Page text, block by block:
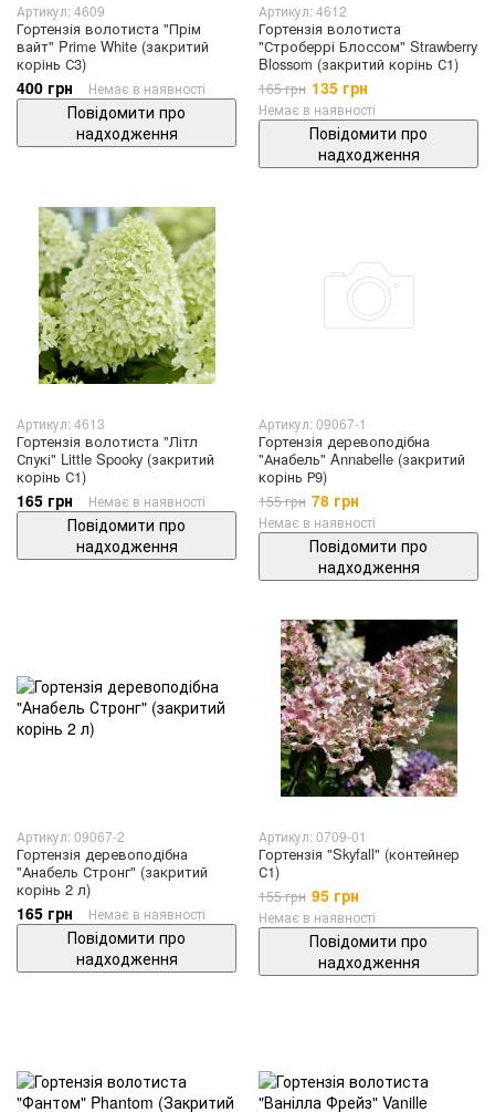
Артикул: 4609
Гортензія волотиста "Прім
вайт" Prime White (закритий
корінь С3)
400 грн Немає в наявності
Повідомити про
надходження
Артикул: 4612
Гортензія волотиста
"Строберрі Блоссом" Strawberry
Blossom (закритий корінь С1)
165 грн 135 грн
Немає в наявності
Повідомити про
надходження
Артикул: 4613
Гортензія волотиста "Літл
Спукі" Little Spooky (закритий
корінь С1)
165 грн Немає в наявності
Повідомити про
надходження
Артикул: 09067-1
Гортензія деревоподібна
"Анабель" Annabelle (закритий
корінь Р9)
155 грн 78 грн
Немає в наявності
Повідомити про
надходження
Артикул: 09067-2
Гортензія деревоподібна
"Анабель Стронг" (закритий
корінь 2 л)
165 грн Немає в наявності
Повідомити про
надходження
Артикул: 0709-01
Гортензія "Skyfall" (контейнер
С1)
155 грн 95 грн
Немає в наявності
Повідомити про
надходження